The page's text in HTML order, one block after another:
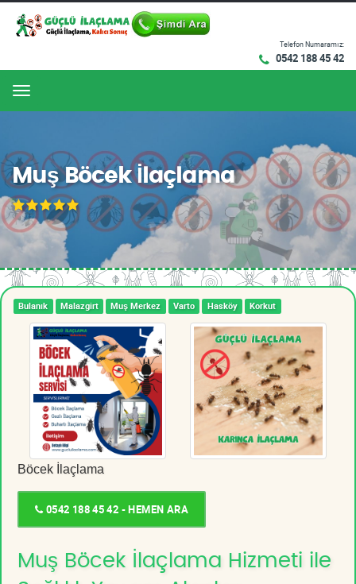
Telefon Numaramız:
0542 188 45 42
Menu
Muş Böcek İlaçlama
Bulanık Malazgirt Muş Merkez Varto Hasköy Korkut
Böcek İlaçlama
0542 188 45 42 - HEMEN ARA
Muş Böcek İlaçlama Hizmeti ile